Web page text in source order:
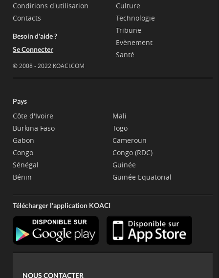
Conditions d'utilisation
Contacts
Besoin d'aide ?
Se Connecter
© 2008 - 2022 KOACI.COM
Culture
Technologie
Tribune
Evènement
Santé
Pays
Côte d'Ivoire
Burkina Faso
Gabon
Congo
Sénégal
Bénin
Mali
Togo
Cameroun
Congo (RDC)
Guinée
Guinée Equatorial
Télécharger l'application KOACI
NOUS CONTACTER